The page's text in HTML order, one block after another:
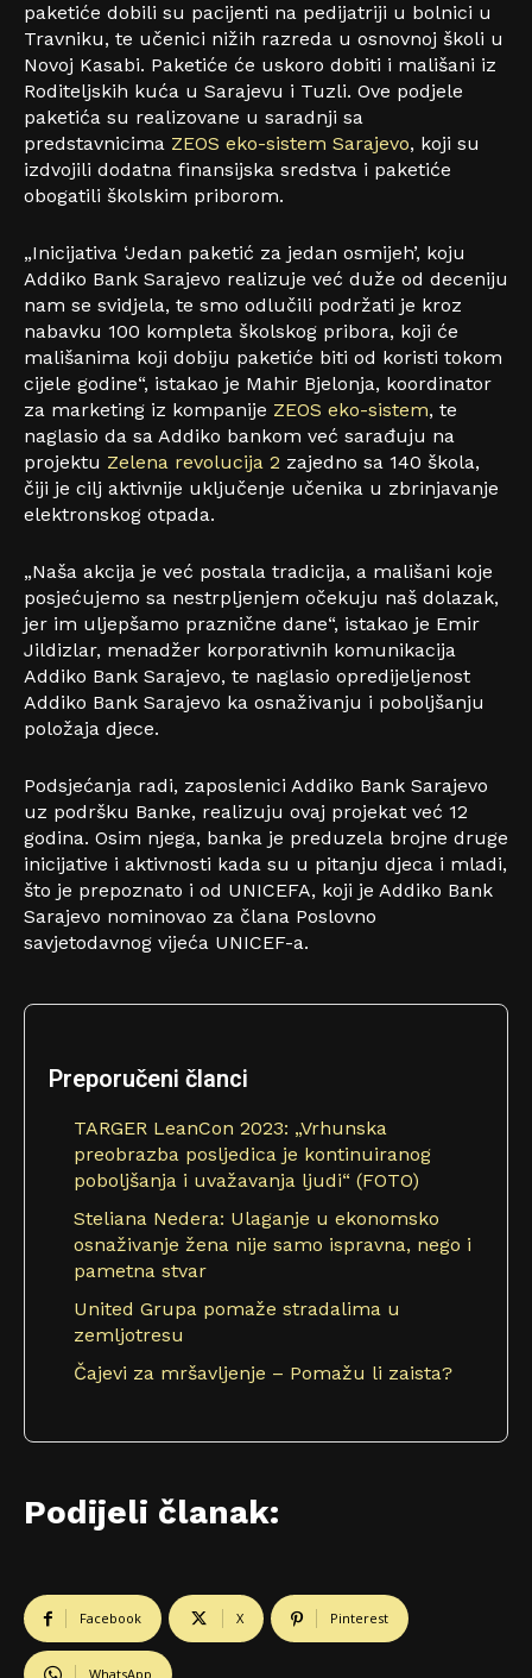
paketiće dobili su pacijenti na pedijatriji u bolnici u
Travniku, te učenici nižih razreda u osnovnoj školi u
Novoj Kasabi. Paketiće će uskoro dobiti i mališani iz
Roditeljskih kuća u Sarajevu i Tuzli. Ove podjele
paketića su realizovane u saradnji sa
predstavnicima ZEOS eko-sistem Sarajevo, koji su
izdvojili dodatna finansijska sredstva i paketiće
obogatili školskim priborom.
„Inicijativa ‘Jedan paketić za jedan osmijeh’, koju
Addiko Bank Sarajevo realizuje već duže od deceniju
nam se svidjela, te smo odlučili podržati je kroz
nabavku 100 kompleta školskog pribora, koji će
mališanima koji dobiju paketiće biti od koristi tokom
cijele godine“, istakao je Mahir Bjelonja, koordinator
za marketing iz kompanije ZEOS eko-sistem, te
naglasio da sa Addiko bankom već sarađuju na
projektu Zelena revolucija 2 zajedno sa 140 škola,
čiji je cilj aktivnije uključenje učenika u zbrinjavanje
elektronskog otpada.
„Naša akcija je već postala tradicija, a mališani koje
posjećujemo sa nestrpljenjem očekuju naš dolazak,
jer im uljepšamo praznične dane“, istakao je Emir
Jildizlar, menadžer korporativnih komunikacija
Addiko Bank Sarajevo, te naglasio opredijeljenost
Addiko Bank Sarajevo ka osnaživanju i poboljšanju
položaja djece.
Podsjećanja radi, zaposlenici Addiko Bank Sarajevo
uz podršku Banke, realizuju ovaj projekat već 12
godina. Osim njega, banka je preduzela brojne druge
inicijative i aktivnosti kada su u pitanju djeca i mladi,
što je prepoznato i od UNICEFA, koji je Addiko Bank
Sarajevo nominovao za člana Poslovno
savjetodavnog vijeća UNICEF-a.
Preporučeni članci
TARGER LeanCon 2023: „Vrhunska
preobrazba posljedica je kontinuiranog
poboljšanja i uvažavanja ljudi“ (FOTO)
Steliana Nedera: Ulaganje u ekonomsko
osnaživanje žena nije samo ispravna, nego i
pametna stvar
United Grupa pomaže stradalima u
zemljotresu
Čajevi za mršavljenje – Pomažu li zaista?
Podijeli članak:
Facebook X Pinterest
WhatsApp